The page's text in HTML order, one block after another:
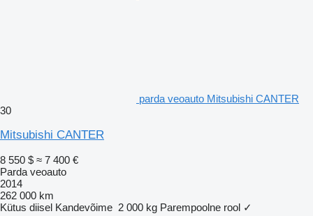
parda veoauto Mitsubishi CANTER
30
Mitsubishi CANTER
8 550 $ ≈ 7 400 €
Parda veoauto
2014
262 000 km
Kütus diisel Kandevõime 2 000 kg Parempoolne rool ✓